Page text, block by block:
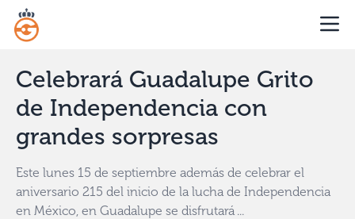
Celebrará Guadalupe Grito
de Independencia con
grandes sorpresas
Este lunes 15 de septiembre además de celebrar el
aniversario 215 del inicio de la lucha de Independencia
en México, en Guadalupe se disfrutará ...